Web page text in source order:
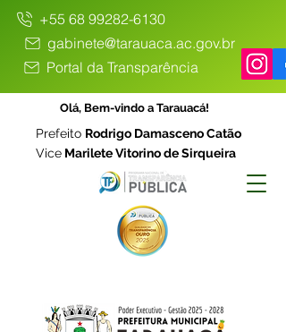
+55 68 99282-6130
gabinete@tarauaca.ac.gov.br
Portal da Transparência
Olá, Bem-vindo a Tarauacá!
Prefeito Rodrigo Damasceno Catão
Vice Marilete Vitorino de Sirqueira